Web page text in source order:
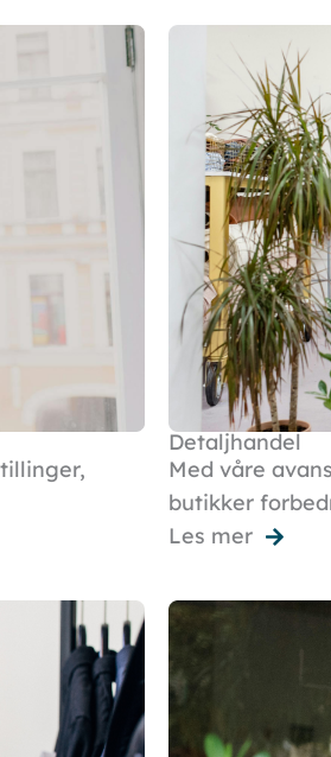
Detaljhandel
Med våre
butikker
Les mer